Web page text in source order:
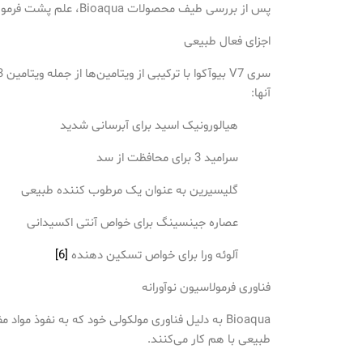
پس از بررسی طیف محصولات Bioaqua، علم پشت فرمول های آنها واقعا توجه من را به خود جلب کرد. اجازه دهید آنچه را که در مورد مواد اولیه و فناوری آنها پیدا کرده ام به اشتراک بگذارم.
اجزای فعال طبیعی
سری V7 بیوآکوا با ترکیبی از ویتامین‌ها از جمله ویتامین H، B1، B2، B3 و B6 در هسته فرمولاسیون آنها قرار دارد.
آنها:
هیالورونیک اسید برای آبرسانی شدید
سرامید 3 برای محافظت از سد
گلیسیرین به عنوان یک مرطوب کننده طبیعی
عصاره جینسینگ برای خواص آنتی اکسیدانی
آلوئه ورا برای خواص تسکین دهنده [6]
فناوری فرمولاسیون نوآورانه
Bioaqua به دلیل فناوری مولکولی خود که به نفوذ مواد مفید به عمق درم کمک می کند متمایز است.
طبیعی با هم کار می‌کنند.